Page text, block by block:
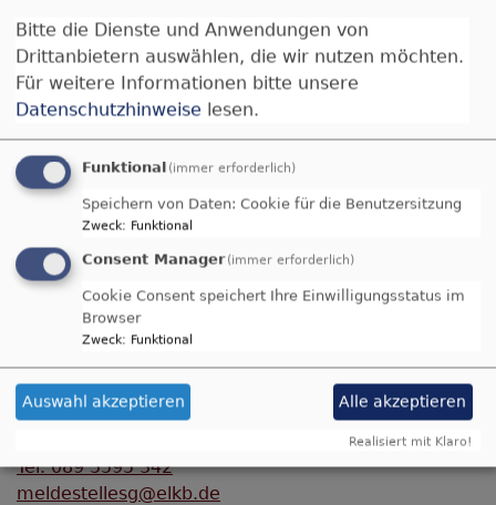
Fachstelle für den Umgang mit sexualisierter
Gewalt
der Evangelisch-Lutherischen Kirche in Bayern
Ansprechstelle für Betroffene
Tel. 089 55 95 335
17 bis 18 Uhr)
ansprechstellesg@elkb.de(Antwort innerhalb von
48 Stunden)
Meldestelle für Fälle sexualisierter Gewalt
Tel. 089 5595 342
meldestellesg@elkb.de
Bitte die Dienste und Anwendungen von
Drittanbietern auswählen, die wir nutzen möchten.
Für weitere Informationen bitte unsere
Datenschutzhinweise lesen.
Funktional (immer erforderlich)
Speichern von Daten: Cookie für die Benutzersitzung
Zweck: Funktional
Consent Manager (immer erforderlich)
Cookie Consent speichert Ihre Einwilligungsstatus im
Browser
Zweck: Funktional
Auswahl akzeptieren Alle akzeptieren
Realisiert mit Klaro!